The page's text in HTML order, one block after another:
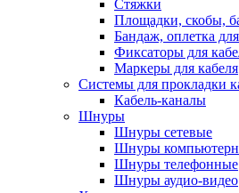
Стяжки
Площадки, скобы,
Бандаж, оплетка
Фиксаторы для
Маркеры для кабеля
Системы для прокладки
Кабель-каналы
Шнуры
Шнуры сетевые
Шнуры
Шнуры телефонные
Шнуры аудио-видео